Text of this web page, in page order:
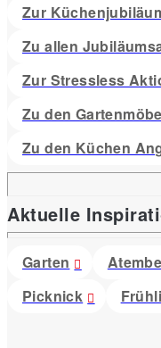
Zur
Zu allen
Zur Stressless
Zu den
Zu den Küchen
Aktuelle
Garten
Picknick